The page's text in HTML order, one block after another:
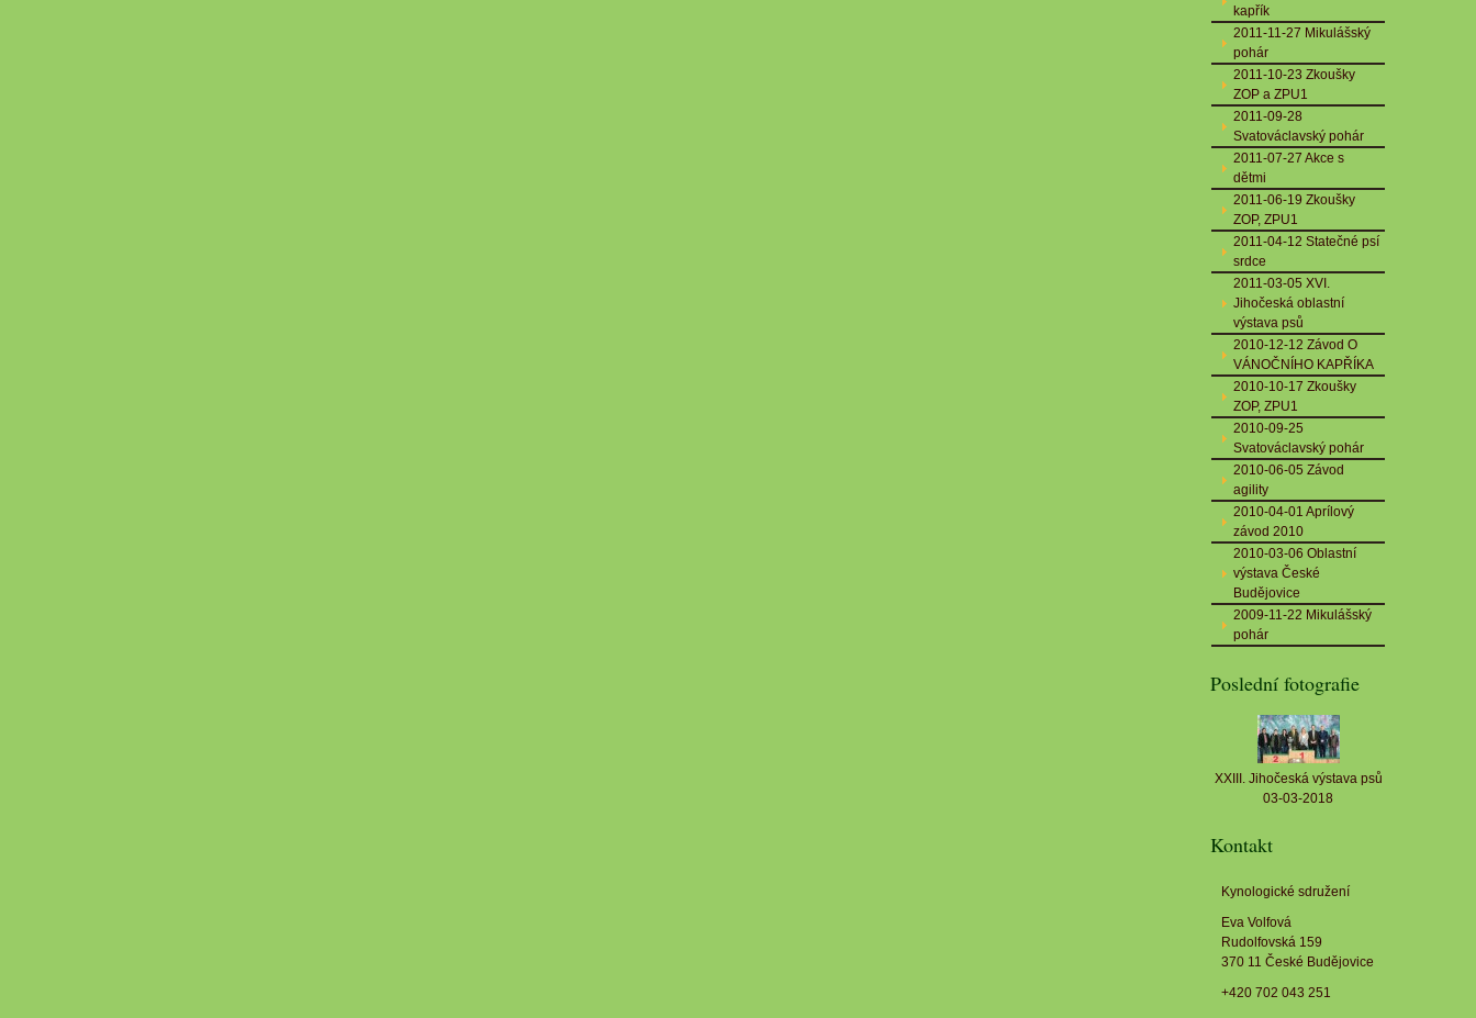
kapřík
2011-11-27 Mikulášský
pohár
2011-10-23 Zkoušky
ZOP a ZPU1
2011-09-28
Svatováclavský pohár
2011-07-27 Akce s
dětmi
2011-06-19 Zkoušky
ZOP, ZPU1
2011-04-12 Statečné psí
srdce
2011-03-05 XVI.
Jihočeská oblastní
výstava psů
2010-12-12 Závod O
VÁNOČNÍHO KAPŘÍKA
2010-10-17 Zkoušky
ZOP, ZPU1
2010-09-25
Svatováclavský pohár
2010-06-05 Závod
agility
2010-04-01 Aprílový
závod 2010
2010-03-06 Oblastní
výstava České
Budějovice
2009-11-22 Mikulášský
pohár
Poslední fotografie
XXIII. Jihočeská výstava psů
03-03-2018
Kontakt
Kynologické sdružení
Eva Volfová
Rudolfovská 159
370 11 České Budějovice
+420 702 043 251